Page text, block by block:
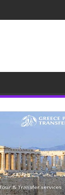
από τη μουσική